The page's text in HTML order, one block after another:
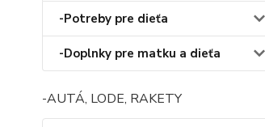
-Potreby pre dieťa
-Doplnky pre matku a dieťa
-AUTÁ, LODE, RAKETY